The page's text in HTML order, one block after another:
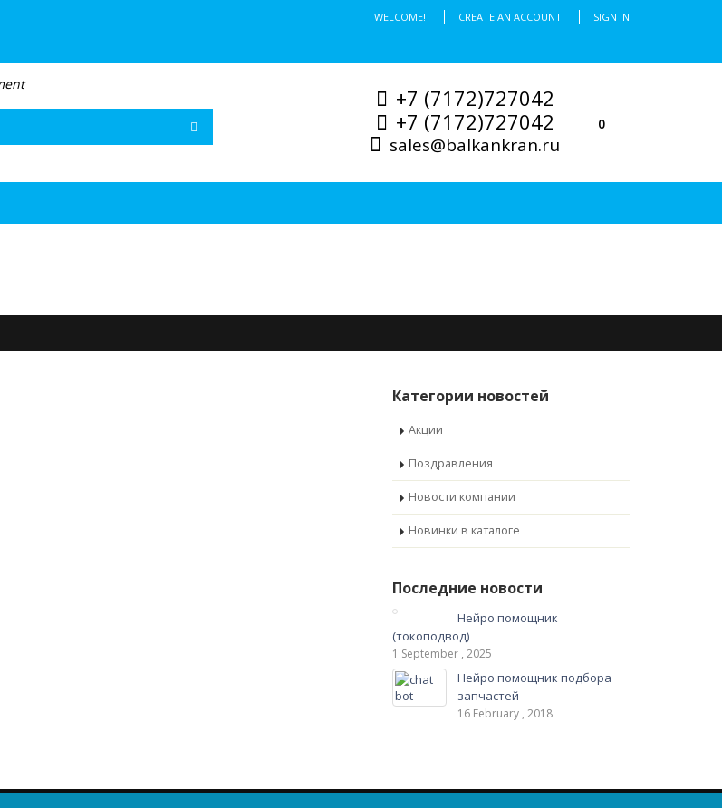
CREATE AN ACCOUNT SIGN IN
WELCOME!
+7 (7172)727042
+7 (7172)727042
sales@balkankran.ru
0
Категории новостей
Акции
Поздравления
Новости компании
Новинки в каталоге
Последние новости
Нейро помощник
(токоподвод)
1 September , 2025
Нейро помощник подбора
запчастей
16 February , 2018